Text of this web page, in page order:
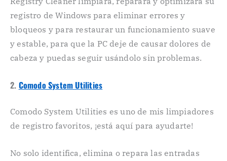
registro de Windows para eliminar errores y
bloqueos y para restaurar un funcionamiento suave
y estable, para que la PC deje de causar dolores de
cabeza y puedas seguir usándolo sin problemas.
2. Comodo System Utilities
Comodo System Utilities es uno de mis limpiadores
de registro favoritos, ¡está aquí para ayudarte!
No solo identifica, elimina o repara las entradas